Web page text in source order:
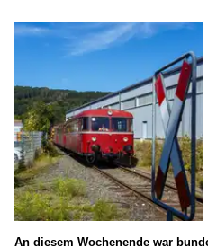
An diesem Wochenende war